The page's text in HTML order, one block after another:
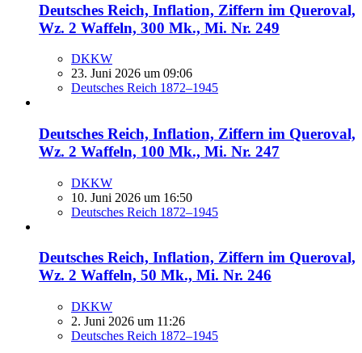
Deutsches Reich, Inflation, Ziffern im Queroval,
Wz. 2 Waffeln, 300 Mk., Mi. Nr. 249
DKKW
23. Juni 2026 um 09:06
Deutsches Reich 1872–1945
Deutsches Reich, Inflation, Ziffern im Queroval,
Wz. 2 Waffeln, 100 Mk., Mi. Nr. 247
DKKW
10. Juni 2026 um 16:50
Deutsches Reich 1872–1945
Deutsches Reich, Inflation, Ziffern im Queroval,
Wz. 2 Waffeln, 50 Mk., Mi. Nr. 246
DKKW
2. Juni 2026 um 11:26
Deutsches Reich 1872–1945